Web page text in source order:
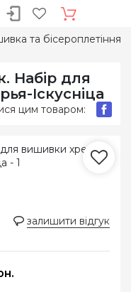
та бісероплетіння
Набір для
Іскусніца
цим товаром:
залишити відгук